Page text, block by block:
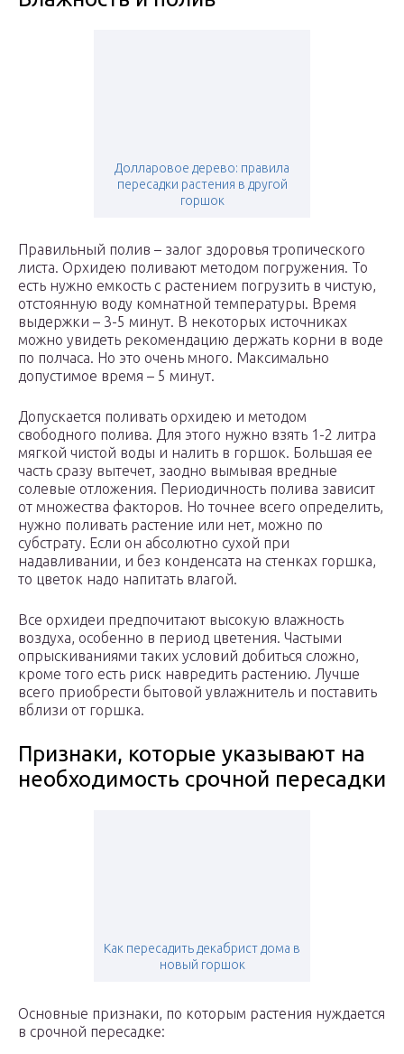
Долларовое дерево: правила
пересадки растения в другой
горшок
Правильный полив – залог здоровья тропического
листа. Орхидею поливают методом погружения. То
есть нужно емкость с растением погрузить в чистую,
отстоянную воду комнатной температуры. Время
выдержки – 3-5 минут. В некоторых источниках
можно увидеть рекомендацию держать корни в воде
по полчаса. Но это очень много. Максимально
допустимое время – 5 минут.
Допускается поливать орхидею и методом
свободного полива. Для этого нужно взять 1-2 литра
мягкой чистой воды и налить в горшок. Большая ее
часть сразу вытечет, заодно вымывая вредные
солевые отложения. Периодичность полива зависит
от множества факторов. Но точнее всего определить,
нужно поливать растение или нет, можно по
субстрату. Если он абсолютно сухой при
надавливании, и без конденсата на стенках горшка,
то цветок надо напитать влагой.
Все орхидеи предпочитают высокую влажность
воздуха, особенно в период цветения. Частыми
опрыскиваниями таких условий добиться сложно,
кроме того есть риск навредить растению. Лучше
всего приобрести бытовой увлажнитель и поставить
вблизи от горшка.
Признаки, которые указывают на
необходимость срочной пересадки
Как пересадить декабрист дома в
новый горшок
Основные признаки, по которым растения нуждается
в срочной пересадке: